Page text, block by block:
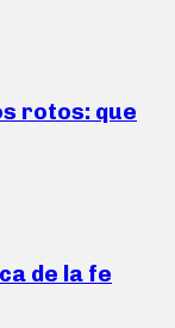
rotos: que
de la fe